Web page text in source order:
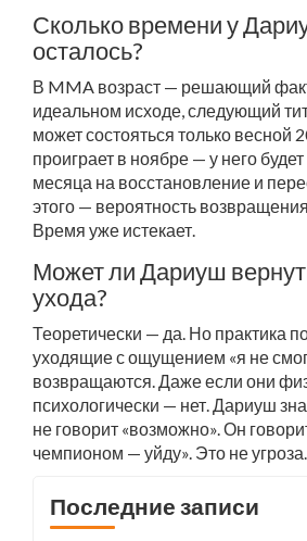
Сколько времени у
осталось?
В MMA возраст — решающий
идеальном исходе, следующий
может состояться только весной
проиграет в ноябре — у него
месяца на восстановление и
этого — вероятность
Время уже истекает.
Может ли Дариуш
ухода?
Теоретически — да. Но практика
уходящие с ощущением «я не
возвращаются. Даже если они
психологически — нет. Дариуш
не говорит «возможно». Он
чемпионом — уйду». Это не
Последние записи